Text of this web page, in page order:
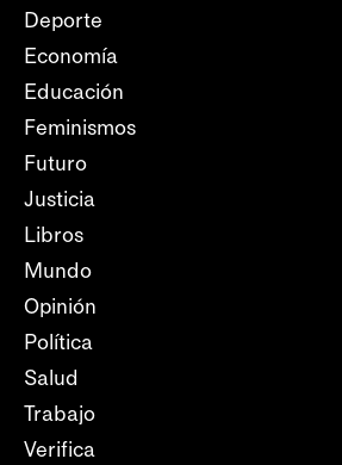
Deporte
Economía
Educación
Feminismos
Futuro
Justicia
Libros
Mundo
Opinión
Política
Salud
Trabajo
Verifica